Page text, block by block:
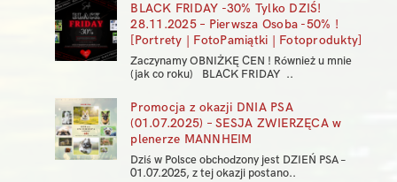
BLACK FRIDAY -30% Tylko DZIŚ!
28.11.2025 – Pierwsza Osoba -50% !
[Portrety | FotoPamiątki | Fotoprodukty]
Zaczynamy OBNIŻKĘ CEN ! Również u mnie
(jak co roku) BLACK FRIDAY ..
Promocja z okazji DNIA PSA
(01.07.2025) – SESJA ZWIERZĘCA w
plenerze MANNHEIM
Dziś w Polsce obchodzony jest DZIEŃ PSA –
01.07.2025, z tej okazji postano..